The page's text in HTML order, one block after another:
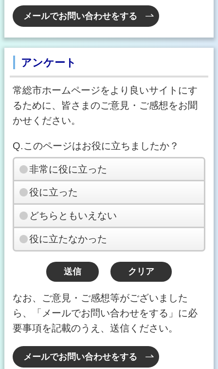
メールでお問い合わせをする
アンケート
常総市ホームページをより良いサイトにす
るために、皆さまのご意見・ご感想をお聞
かせください。
Q.このページはお役に立ちましたか？
非常に役に立った
役に立った
どちらともいえない
役に立たなかった
なお、ご意見・ご感想等がございました
ら、「メールでお問い合わせをする」に必
要事項を記載のうえ、送信ください。
メールでお問い合わせをする